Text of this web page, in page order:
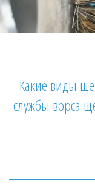
Какие виды
службы ворса